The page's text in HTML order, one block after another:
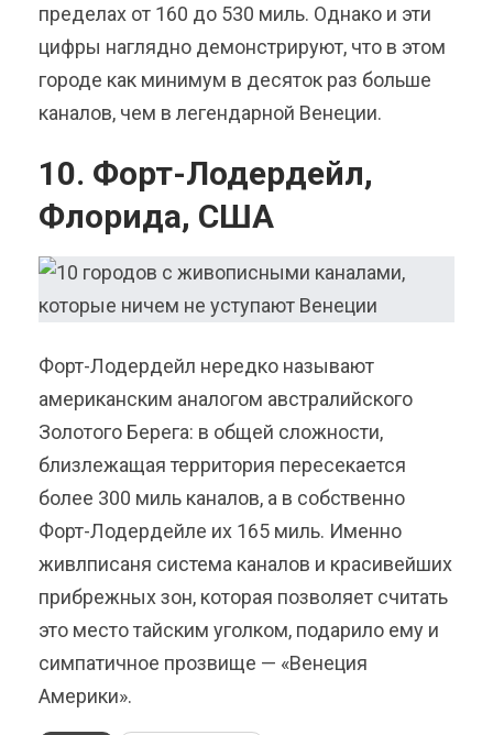
пределах от 160 до 530 миль. Однако и эти
цифры наглядно демонстрируют, что в этом
городе как минимум в десяток раз больше
каналов, чем в легендарной Венеции.
10. Форт-Лодердейл,
Флорида, США
Форт-Лодердейл нередко называют
американским аналогом австралийского
Золотого Берега: в общей сложности,
близлежащая территория пересекается
более 300 миль каналов, а в собственно
Форт-Лодердейле их 165 миль. Именно
живлписаня система каналов и красивейших
прибрежных зон, которая позволяет считать
это место тайским уголком, подарило ему и
симпатичное прозвище — «Венеция
Америки».